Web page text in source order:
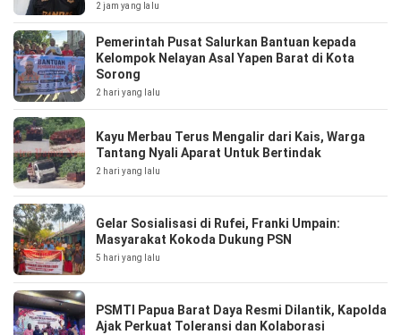
2 jam yang lalu
Pemerintah Pusat Salurkan Bantuan kepada
Kelompok Nelayan Asal Yapen Barat di Kota
Sorong
2 hari yang lalu
Kayu Merbau Terus Mengalir dari Kais, Warga
Tantang Nyali Aparat Untuk Bertindak
2 hari yang lalu
Gelar Sosialisasi di Rufei, Franki Umpain:
Masyarakat Kokoda Dukung PSN
5 hari yang lalu
PSMTI Papua Barat Daya Resmi Dilantik, Kapolda
Ajak Perkuat Toleransi dan Kolaborasi